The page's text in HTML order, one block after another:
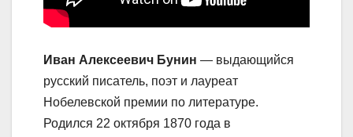
Иван Алексеевич Бунин — выдающийся
русский писатель, поэт и лауреат
Нобелевской премии по литературе.
Родился 22 октября 1870 года в